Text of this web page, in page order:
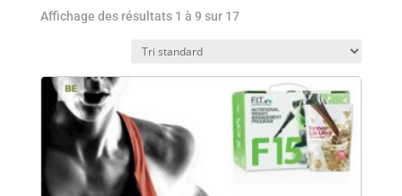
Affichage des résultats 1 à 9 sur 17